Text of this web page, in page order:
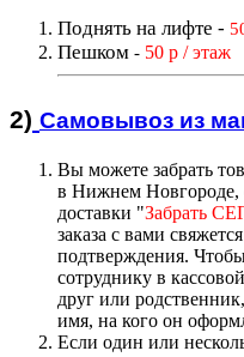
Поднять на лифте -
Пешком - 50 р / этаж
2) Самовывоз из
Вы можете забрать
в Нижнем Новгороде,
доставки "Забрать
заказа с вами
подтверждения.
сотруднику в
друг или
имя, на кого он
Если один или